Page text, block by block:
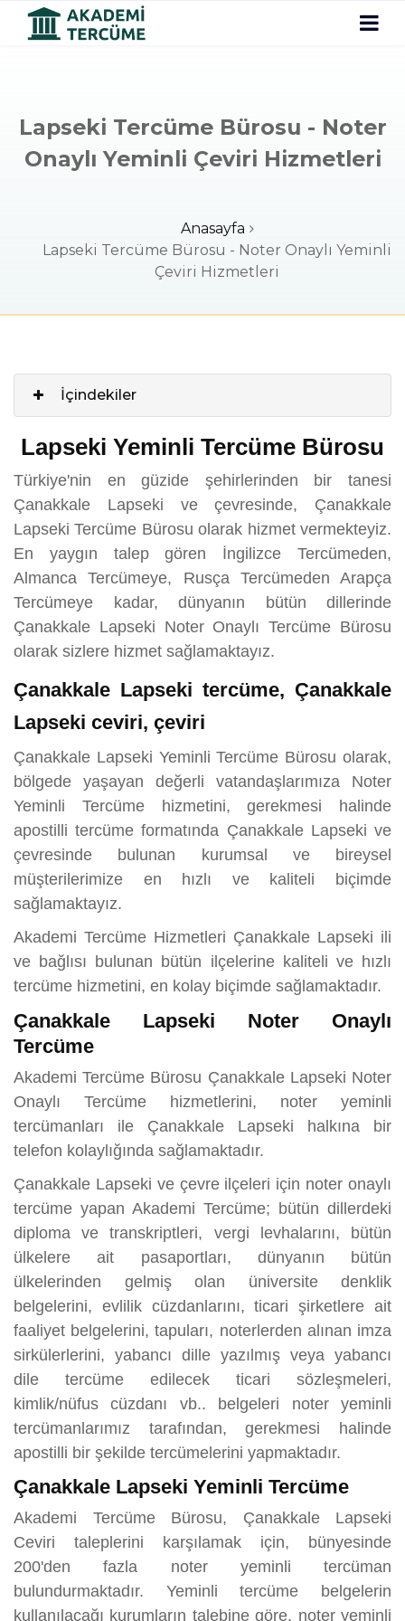
Lapseki Tercüme Bürosu - Noter
Onaylı Yeminli Çeviri Hizmetleri
Anasayfa
Lapseki Tercüme Bürosu - Noter Onaylı Yeminli
Çeviri Hizmetleri
İçindekiler
Lapseki Yeminli Tercüme Bürosu
Türkiye'nin en güzide şehirlerinden bir tanesi
Çanakkale Lapseki ve çevresinde, Çanakkale
Lapseki Tercüme Bürosu olarak hizmet vermekteyiz.
En yaygın talep gören İngilizce Tercümeden,
Almanca Tercümeye, Rusça Tercümeden Arapça
Tercümeye kadar, dünyanın bütün dillerinde
Çanakkale Lapseki Noter Onaylı Tercüme Bürosu
olarak sizlere hizmet sağlamaktayız.
Çanakkale Lapseki tercüme, Çanakkale
Lapseki ceviri, çeviri
Çanakkale Lapseki Yeminli Tercüme Bürosu olarak,
bölgede yaşayan değerli vatandaşlarımıza Noter
Yeminli Tercüme hizmetini, gerekmesi halinde
apostilli tercüme formatında Çanakkale Lapseki ve
çevresinde bulunan kurumsal ve bireysel
müşterilerimize en hızlı ve kaliteli biçimde
sağlamaktayız.
Akademi Tercüme Hizmetleri Çanakkale Lapseki ili
ve bağlısı bulunan bütün ilçelerine kaliteli ve hızlı
tercüme hizmetini, en kolay biçimde sağlamaktadır.
Çanakkale Lapseki Noter Onaylı
Tercüme
Akademi Tercüme Bürosu Çanakkale Lapseki Noter
Onaylı Tercüme hizmetlerini, noter yeminli
tercümanları ile Çanakkale Lapseki halkına bir
telefon kolaylığında sağlamaktadır.
Çanakkale Lapseki ve çevre ilçeleri için noter onaylı
tercüme yapan Akademi Tercüme; bütün dillerdeki
diploma ve transkriptleri, vergi levhalarını, bütün
ülkelere ait pasaportları, dünyanın bütün
ülkelerinden gelmiş olan üniversite denklik
belgelerini, evlilik cüzdanlarını, ticari şirketlere ait
faaliyet belgelerini, tapuları, noterlerden alınan imza
sirkülerlerini, yabancı dille yazılmış veya yabancı
dile tercüme edilecek ticari sözleşmeleri,
kimlik/nüfus cüzdanı vb.. belgeleri noter yeminli
tercümanlarımız tarafından, gerekmesi halinde
apostilli bir şekilde tercümelerini yapmaktadır.
Çanakkale Lapseki Yeminli Tercüme
Akademi Tercüme Bürosu, Çanakkale Lapseki
Ceviri taleplerini karşılamak için, bünyesinde
200'den fazla noter yeminli tercüman
bulundurmaktadır. Yeminli tercüme belgelerin
kullanılacağı kurumların talebine göre, noter yeminli